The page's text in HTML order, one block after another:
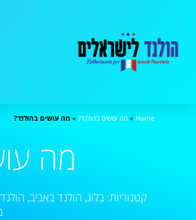
Home
» מה עושים בהולנד? » מה עושים בהולנד?
מה
קטגוריות: בלוג, הולנד באביב,